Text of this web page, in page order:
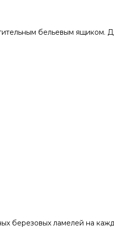
бельевым ящиком.
березовых ламелей на